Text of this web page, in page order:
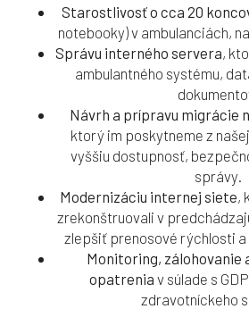
Starostlivosť o cca 20
notebooky) v ambulanciách,
Správu interného servera,
ambulantného systému,
Návrh a prípravu migrácie
ktorý im poskytneme z
vyššiu dostupnosť,
správy.
Modernizáciu internej siete,
zrekonštruovali v
zlepšiť prenosové rýchlosti
Monitoring, zálohovanie
opatrenia v súlade s
zdravotníckeho